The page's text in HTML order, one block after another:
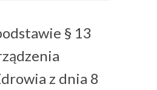
§ 13
z dnia 8